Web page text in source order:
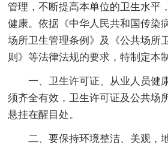
管理，不断提高本单位的卫生水平
健康。依据《中华人民共和国传染
场所卫生管理条例》及《公共场所
则》等法律法规的要求，特制定本
一、卫生许可证、从业人员健
须齐全有效，卫生许可证及公共场
悬挂在醒目处。
二、要保持环境整洁、美观，地